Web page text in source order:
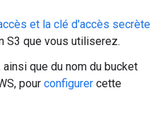
et la clé d'accès secrète
S3 que vous utiliserez.
que du nom du bucket
pour configurer cette